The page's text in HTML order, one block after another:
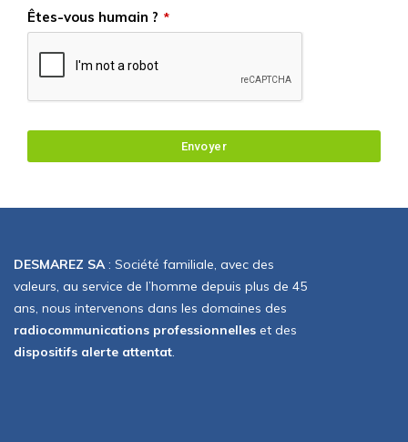
Êtes-vous humain ? *
Envoyer
champ
être
laissé
vide
DESMAREZ SA: Société familiale, avec des
valeurs, au service de l’homme depuis plus de 45
ans, nous intervenons dans les domaines des
radiocommunications professionnelles et des
dispositifs alerte attentat.